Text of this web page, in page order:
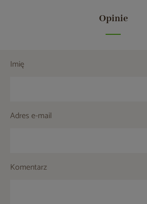
Opinie
Imię
Adres e-mail
Komentarz